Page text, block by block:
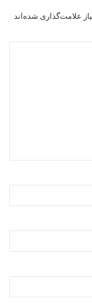
علامت‌گذاری شده‌اند